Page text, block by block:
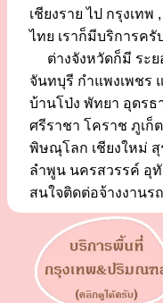
เชียงราย ไป กรุงเทพ
ไทย เราก็มีบริการครั
ต่างจังหวัดก็มี ระ
จันทบุรี กำแพงเพชร
บ้านโป่ง พัทยา อุดร
ศรีราชา โคราช ภูเก็
พิษณุโลก เชียงใหม่
ลำพูน นครสวรรค์ อุ
สนใจติดต่อจ้างงานร